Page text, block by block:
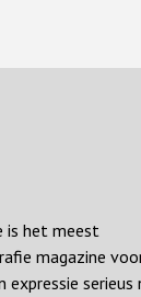
is het meest
magazine
serieus